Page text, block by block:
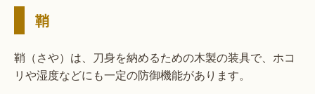
鞘
鞘（さや）は、刀身を納めるための木製の装具で、ホコ
リや湿度などにも一定の防御機能があります。